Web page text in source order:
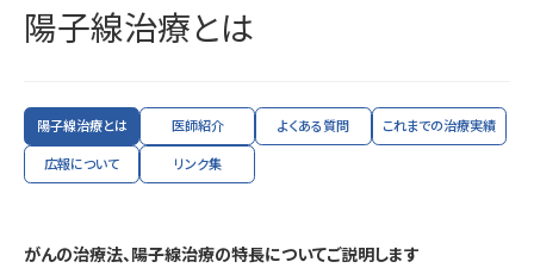
陽子線治療とは
陽子線治療とは 医師紹介 よくある質問 これまでの治療実績
広報について リンク集
がんの治療法、陽子線治療の特長についてご説明します